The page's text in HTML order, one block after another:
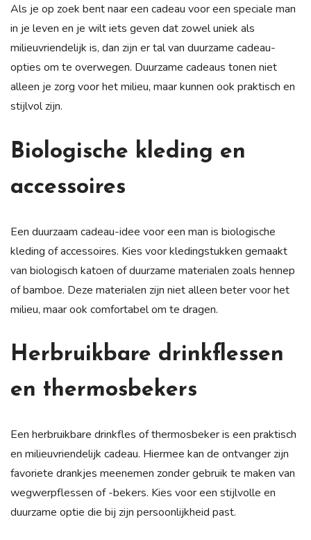
Als je op zoek bent naar een cadeau voor een speciale man
in je leven en je wilt iets geven dat zowel uniek als
milieuvriendelijk is, dan zijn er tal van duurzame cadeau-
opties om te overwegen. Duurzame cadeaus tonen niet
alleen je zorg voor het milieu, maar kunnen ook praktisch en
stijlvol zijn.
Biologische kleding en
accessoires
Een duurzaam cadeau-idee voor een man is biologische
kleding of accessoires. Kies voor kledingstukken gemaakt
van biologisch katoen of duurzame materialen zoals hennep
of bamboe. Deze materialen zijn niet alleen beter voor het
milieu, maar ook comfortabel om te dragen.
Herbruikbare drinkflessen
en thermosbekers
Een herbruikbare drinkfles of thermosbeker is een praktisch
en milieuvriendelijk cadeau. Hiermee kan de ontvanger zijn
favoriete drankjes meenemen zonder gebruik te maken van
wegwerpflessen of -bekers. Kies voor een stijlvolle en
duurzame optie die bij zijn persoonlijkheid past.